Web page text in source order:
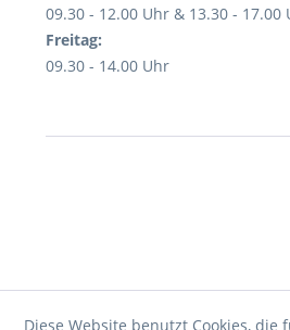
09.30 - 12.00 Uhr & 13.30 - 17.00
Freitag:
09.30 - 14.00 Uhr
Diese Website benutzt Cookies,